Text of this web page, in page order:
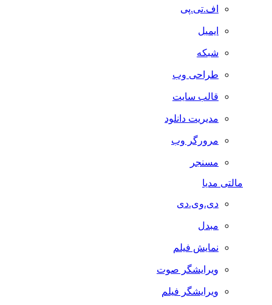
اف.تی.پی
ایمیل
شبکه
طراحی وب
قالب سایت
مدیریت دانلود
مرورگر وب
مسنجر
مالتی مدیا
دی.وی.دی
مبدل
نمایش فیلم
ویرایشگر صوت
ویرایشگر فیلم